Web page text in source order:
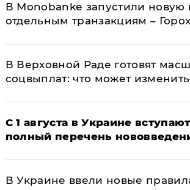
В Мonobankе запустили
отдельным транзакциям –
В Верховной Раде готовят
соцвыплат: что может
С 1 августа в Украине
полный перечень
В Украине ввели новые